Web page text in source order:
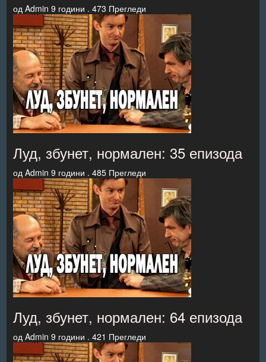
од Admin 9 години . 473 Прегледи
Луд, збунет, нормален: 35 епизода
од Admin 9 години . 485 Прегледи
Луд, збунет, нормален: 64 епизода
од Admin 9 години . 421 Прегледи